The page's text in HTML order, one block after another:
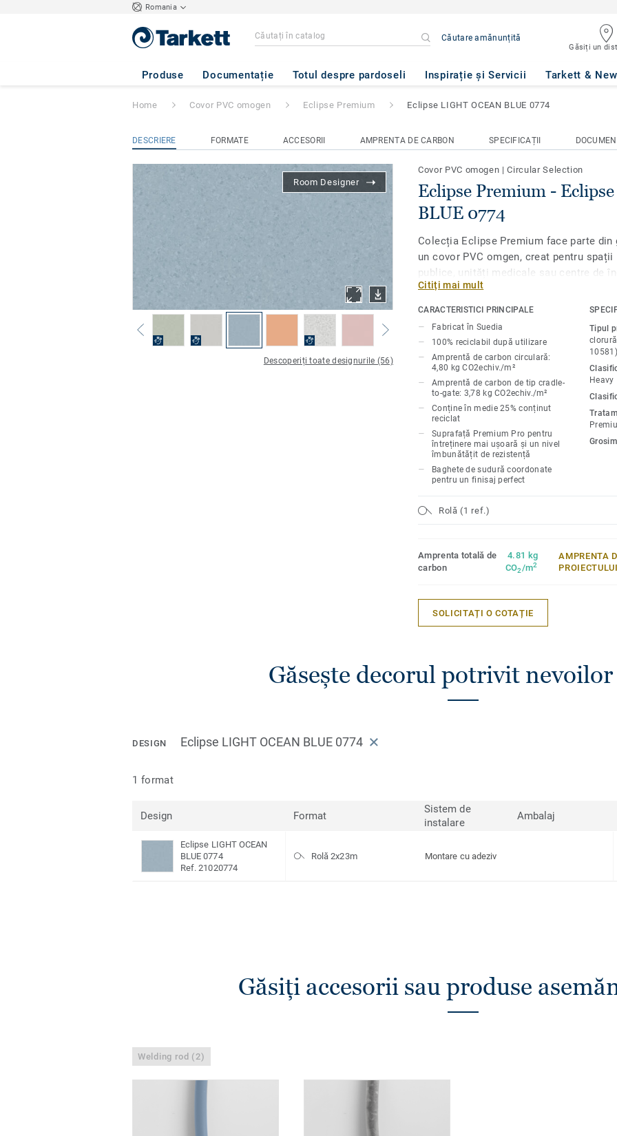
Romania
Căutare amănunțită
Găsiți un
Produse Documentație Totul despre pardoseli Inspirație și Servicii Tarkett &
Eclipse Premium - Eclipse LIGHT OCEAN BLUE
Home Covor PVC omogen Eclipse Premium Eclipse LIGHT OCEAN BLUE 0774
DESCRIERE FORMATE ACCESORII AMPRENTA DE CARBON SPECIFICAȚII
Room Designer
Descoperiți toate designurile (56)
Covor PVC omogen |Circular Selection
Eclipse Premium -
BLUE 0774
Colecția Eclipse Premium face parte
un covor PVC omgen, creat pentru
publice, unități medicale sau centre de
în 56 de culori, de la tonuri neutre și
mai fresh, ușor de integrat în diverse
non-direcțional oferă libertate în
unor spații plăcute, funcționale și
destinația lor.
Citiți mai mult
CARACTERISTICI PRINCIPALE
Fabricat în Suedia
100% reciclabil după utilizare
Amprentă de carbon circulară:
4,80 kg CO2echiv./m²
Amprentă de carbon de tip cradle-
to-gate: 3,78 kg CO2echiv./m²
Conține în medie 25% conținut
reciclat
Suprafață Premium Pro pentru
întreținere mai ușoară și un nivel
îmbunătățit de rezistență
Baghete de sudură coordonate
pentru un finisaj perfect
Tipul
10581)
Heavy
Rolă (1 ref.)
Amprenta totală de
carbon
4.81 kg
CO2/m2
AMPRENTA
SOLICITAȚI O COTAȚIE
Găsește decorul potrivit
DESIGN Eclipse LIGHT OCEAN BLUE 0774
1 format
Design Format
Sistem de
instalare
Ambalaj
Eclipse LIGHT OCEAN
BLUE 0774
Ref. 21020774
Rolă 2x23m Montare cu adeziv
Găsiţi accesorii sau produse
Welding rod (2)